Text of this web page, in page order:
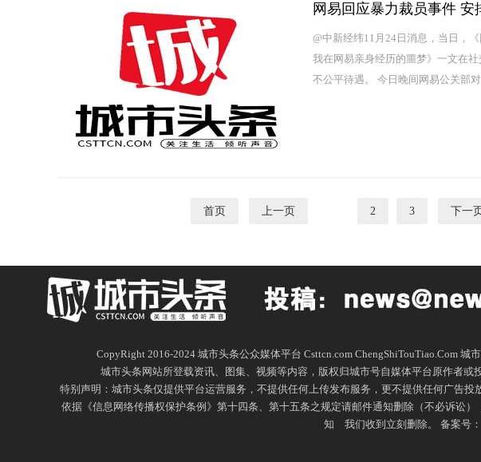
网易回应暴力裁员事件
@中新经纬11月24日消息，当日，
我在网易亲身经历的噩梦》一文在
不公平待遇。 今日晚间网易公关部
首页 上一页 2 3 下一
CopyRight 2016-2024 城市头条公众媒体平台 Csttcn.com ChengShiTouTiao.Com
城市头条网站所登载资讯、图集、视频等内容，版权归城市号自媒体平台原作者
特别声明：城市头条仅提供平台运营服务，不提供任何上传发布服务，更不提供任何广告
依据《信息网络传播权保护条例》第十四条、第十五条之规定请邮件通知删除（不必诉讼
知
我们收到立刻删除。 备案号：